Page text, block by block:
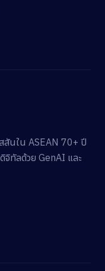
สันใน ASEAN 70+ ปี
จิทัลด้วย GenAI และ